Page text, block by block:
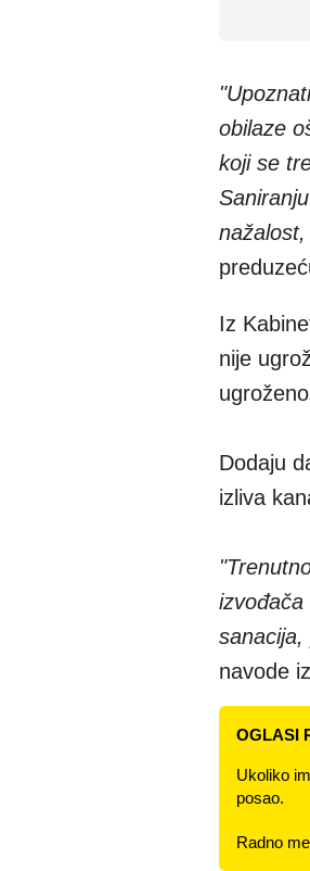
obilaze
koji se
Iz
nije
Dodaju
izliva
navode
OGLASI
Ukoliko
posao.
Radno